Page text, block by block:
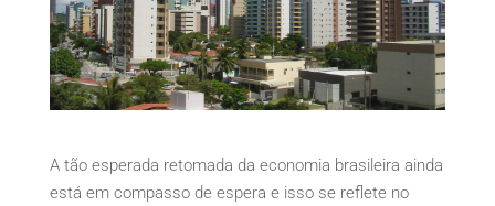
A tão esperada retomada da economia brasileira ainda
está em compasso de espera e isso se reflete no